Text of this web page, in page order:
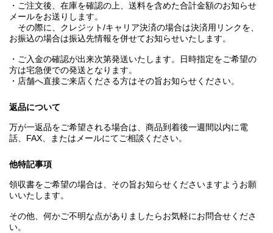
・ご注文後、在庫を確認の上、送料を含めた合計金額のお知らせ
メールをお送りします。
その際に、クレジット/キャリア決済の場合は決済用リンクを、
お振込の場合は振込先情報を併せてお知らせいたします。
・ご入金の確認が出来次第発送いたします。日時指定をご希望の
方は宅急便での発送となります。
・店舗へ直接ご来店くださる方はその旨お知らせください。
返品について
万が一返品をご希望される場合は、商品到着後一週間以内に電
話、FAX、またはメールにてご相談ください。
他特記事項
領収書をご希望の場合は、その旨お知らせくださいますようお願
いいたします。
その他、何かご不明な点がありましたらお気軽にお問合せくださ
い。